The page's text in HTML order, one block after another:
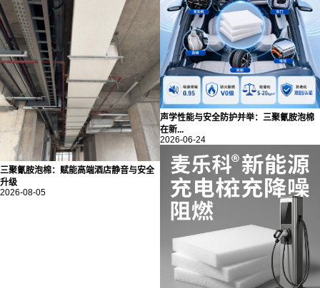
三聚氰胺泡棉：赋能高端酒店静音与安全
升级
2026-08-05
声学性能与安全防护并举：三聚氰胺泡棉
在新...
2026-06-24